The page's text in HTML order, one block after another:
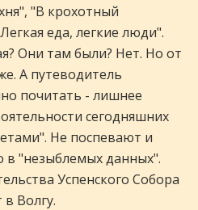
"В крохотный
еда, легкие люди".
Они там были? Нет. Но от
А путеводитель
почитать - лишнее
сегодняшних
Не поспевают и
в "незыблемых данных".
Успенского Собора
Волгу.